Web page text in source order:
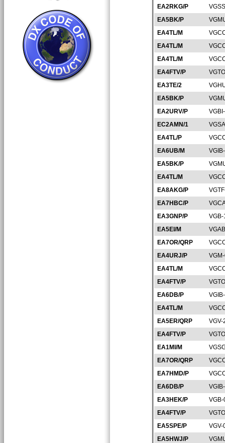
EA2RKG/P
EA5BK/P
EA4TL/M
EA4TL/M
EA4TL/M
EA4FTV/P
EA3TE/2
EA5BK/P
EA2URV/P
EC2AMN/1
EA4TL/P
EA6UB/M
EA5BK/P
EA4TL/M
EA8AKG/P
EA7HBC/P
EA3GNP/P
EA5EI/M
EA7OR/QRP
EA4URJ/P
EA4TL/M
EA4FTV/P
EA6DB/P
EA4TL/M
EA5ER/QRP
VGV-
EA4FTV/P
EA1MI/M
EA7OR/QRP
EA7HMD/P
EA6DB/P
EA3HEK/P
EA4FTV/P
EA5SPE/P
VGV-
EA5HWJ/P